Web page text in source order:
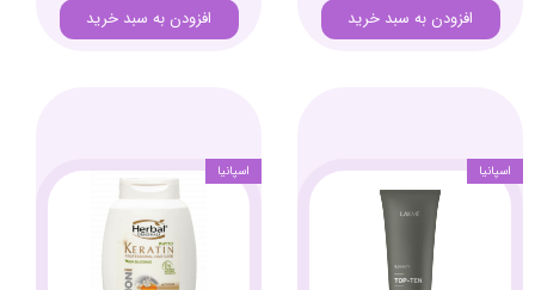
افزودن به سبد خرید
افزودن به سبد خرید
اسپانیا اسپانیا